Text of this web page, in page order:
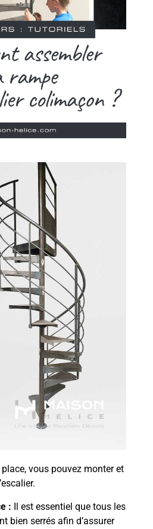
vous pouvez monter et
: Il est essentiel que tous les
bien serrés afin d’assurer